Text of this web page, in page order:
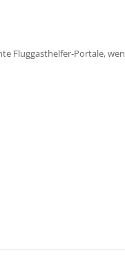
Fluggasthelfer-Portale,